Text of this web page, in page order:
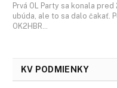
Prvá OL Party sa konala
ubúda, ale to sa dalo čakať.
OK2HBR…
KV PODMIENKY